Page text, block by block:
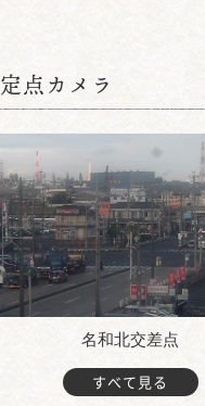
定点カメラ
名和北交差点
すべて見る